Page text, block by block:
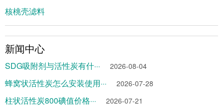
核桃壳滤料
新闻中心
SDG吸附剂与活性炭有什··· 2026-08-04
蜂窝状活性炭怎么安装使用··· 2026-07-28
柱状活性炭800碘值价格··· 2026-07-21